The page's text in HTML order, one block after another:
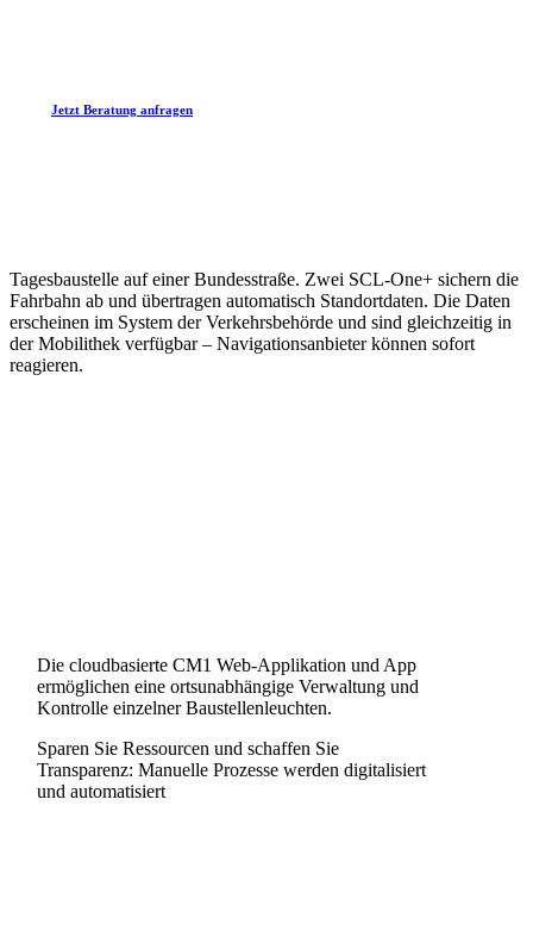
Jetzt Beratung anfragen
Tagesbaustelle auf einer Bundesstraße. Zwei SCL-One+ sichern die
Fahrbahn ab und übertragen automatisch Standortdaten. Die Daten
erscheinen im System der Verkehrsbehörde und sind gleichzeitig in
der Mobilithek verfügbar – Navigationsanbieter können sofort
reagieren.
Die cloudbasierte CM1 Web-Applikation und App
ermöglichen eine ortsunabhängige Verwaltung und
Kontrolle einzelner Baustellenleuchten.
Sparen Sie Ressourcen und schaffen Sie
Transparenz: Manuelle Prozesse werden digitalisiert
und automatisiert